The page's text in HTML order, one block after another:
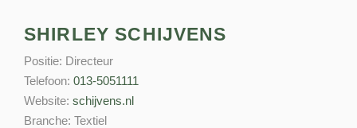
SHIRLEY SCHIJVENS
Positie: Directeur
Telefoon: 013-5051111
Website: schijvens.nl
Branche: Textiel